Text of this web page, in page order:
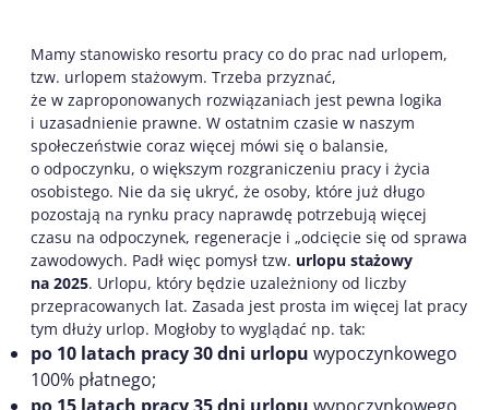
Mamy stanowisko resortu pracy co do prac nad urlopem,
tzw. urlopem stażowym. Trzeba przyznać,
że w zaproponowanych rozwiązaniach jest pewna logika
i uzasadnienie prawne. W ostatnim czasie w naszym
społeczeństwie coraz więcej mówi się o balansie,
o odpoczynku, o większym rozgraniczeniu pracy i życia
osobistego. Nie da się ukryć, że osoby, które już długo
pozostają na rynku pracy naprawdę potrzebują więcej
czasu na odpoczynek, regeneracje i „odcięcie się od sprawa
zawodowych. Padł więc pomysł tzw. urlopu stażowy
na 2025. Urlopu, który będzie uzależniony od liczby
przepracowanych lat. Zasada jest prosta im więcej lat pracy
tym dłuży urlop. Mogłoby to wyglądać np. tak:
po 10 latach pracy 30 dni urlopu wypoczynkowego
100% płatnego;